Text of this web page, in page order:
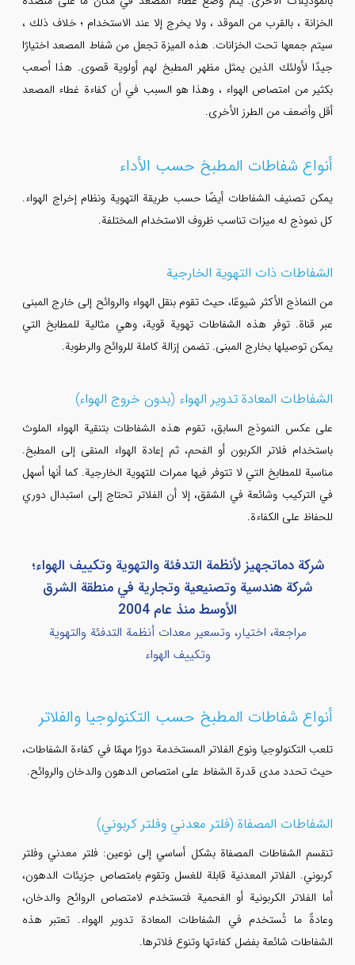
الخزانة ، بالقرب من الموقد ، ولا يخرج إلا عند الاستخدام ؛ خلاف ذلك ،
سيتم جمعها تحت الخزانات. هذه الميزة تجعل من شفاط المصعد اختيارًا
جيدًا لأولئك الذين يمثل مظهر المطبخ لهم أولوية قصوى. هذا أصعب
بكثير من امتصاص الهواء ، وهذا هو السبب في أن كفاءة غطاء المصعد
أقل وأضعف من الطرز الأخرى.
أنواع شفاطات المطبخ حسب الأداء
يمكن تصنيف الشفاطات أيضًا حسب طريقة التهوية ونظام إخراج الهواء.
كل نموذج له ميزات تناسب ظروف الاستخدام المختلفة.
الشفاطات ذات التهوية الخارجية
من النماذج الأكثر شيوعًا، حيث تقوم بنقل الهواء والروائح إلى خارج المبنى
عبر قناة. توفر هذه الشفاطات تهوية قوية، وهي مثالية للمطابخ التي
يمكن توصيلها بخارج المبنى. تضمن إزالة كاملة للروائح والرطوبة.
الشفاطات المعادة تدوير الهواء (بدون خروج الهواء)
على عكس النموذج السابق، تقوم هذه الشفاطات بتنقية الهواء الملوث
باستخدام فلاتر الكربون أو الفحم، ثم إعادة الهواء المنقى إلى المطبخ.
مناسبة للمطابخ التي لا تتوفر فيها ممرات للتهوية الخارجية. كما أنها أسهل
في التركيب وشائعة في الشقق، إلا أن الفلاتر تحتاج إلى استبدال دوري
للحفاظ على الكفاءة.
شركة دماتجهيز لأنظمة التدفئة والتهوية وتكييف الهواء؛
شركة هندسية وتصنيعية وتجارية في منطقة الشرق
الأوسط منذ عام 2004
مراجعة، اختيار، وتسعير معدات أنظمة التدفئة والتهوية
وتكييف الهواء
أنواع شفاطات المطبخ حسب التكنولوجيا والفلاتر
تلعب التكنولوجيا ونوع الفلاتر المستخدمة دورًا مهمًا في كفاءة الشفاطات،
حيث تحدد مدى قدرة الشفاط على امتصاص الدهون والدخان والروائح.
الشفاطات المصفاة (فلتر معدني وفلتر كربوني)
تنقسم الشفاطات المصفاة بشكل أساسي إلى نوعين: فلتر معدني وفلتر
كربوني. الفلاتر المعدنية قابلة للغسل وتقوم بامتصاص جزيئات الدهون،
أما الفلاتر الكربونية أو الفحمية فتستخدم لامتصاص الروائح والدخان،
وعادةً ما تُستخدم في الشفاطات المعادة تدوير الهواء. تعتبر هذه
الشفاطات شائعة بفضل كفاءتها وتنوع فلاترها.